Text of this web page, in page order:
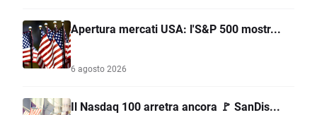
Apertura mercati USA: l'S&P 500 mostr...
6 agosto 2026
Il Nasdaq 100 arretra ancora 🚩 SanDis...